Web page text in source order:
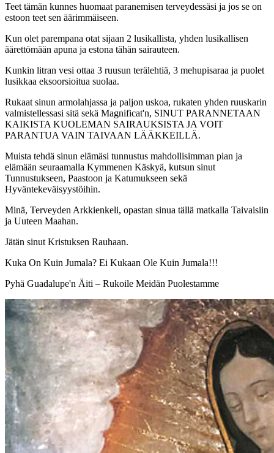
Teet tämän kunnes huomaat paranemisen terveydessäsi ja jos se on
estoon teet sen äärimmäiseen.
Kun olet parempana otat sijaan 2 lusikallista, yhden lusikallisen
äärettömään apuna ja estona tähän sairauteen.
Kunkin litran vesi ottaa 3 ruusun terälehtiä, 3 mehupisaraa ja puolet
lusikkaa eksoorsioitua suolaa.
Rukaat sinun armolahjassa ja paljon uskoa, rukaten yhden ruuskarin
valmistellessasi sitä sekä Magnificat'n, SINUT PARANNETAAN
KAIKISTA KUOLEMAN SAIRAUKSISTA JA VOIT
PARANTUA VAIN TAIVAAN LÄÄKKEILLÄ.
Muista tehdä sinun elämäsi tunnustus mahdollisimman pian ja
elämään seuraamalla Kymmenen Käskyä, kutsun sinut
Tunnustukseen, Paastoon ja Katumukseen sekä
Hyväntekeväisyystöihin.
Minä, Terveyden Arkkienkeli, opastan sinua tällä matkalla Taivaisiin
ja Uuteen Maahan.
Jätän sinut Kristuksen Rauhaan.
Kuka On Kuin Jumala? Ei Kukaan Ole Kuin Jumala!!!
Pyhä Guadalupe'n Äiti – Rukoile Meidän Puolestamme